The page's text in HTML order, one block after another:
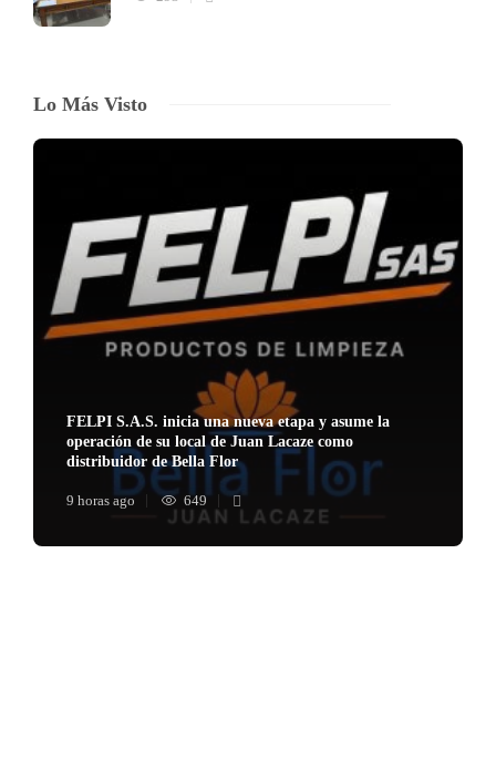
Lo Más Visto
FELPI S.A.S. inicia una nueva etapa y asume la
operación de su local de Juan Lacaze como
distribuidor de Bella Flor
9 horas ago 649